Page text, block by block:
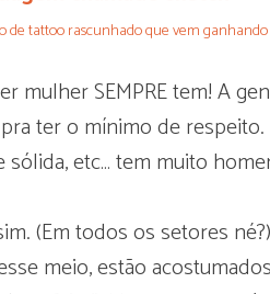
de tattoo rascunhado que vem
mulher SEMPRE tem! A
ter o mínimo de
sólida, etc… tem muito
(Em todos os setores
meio, estão